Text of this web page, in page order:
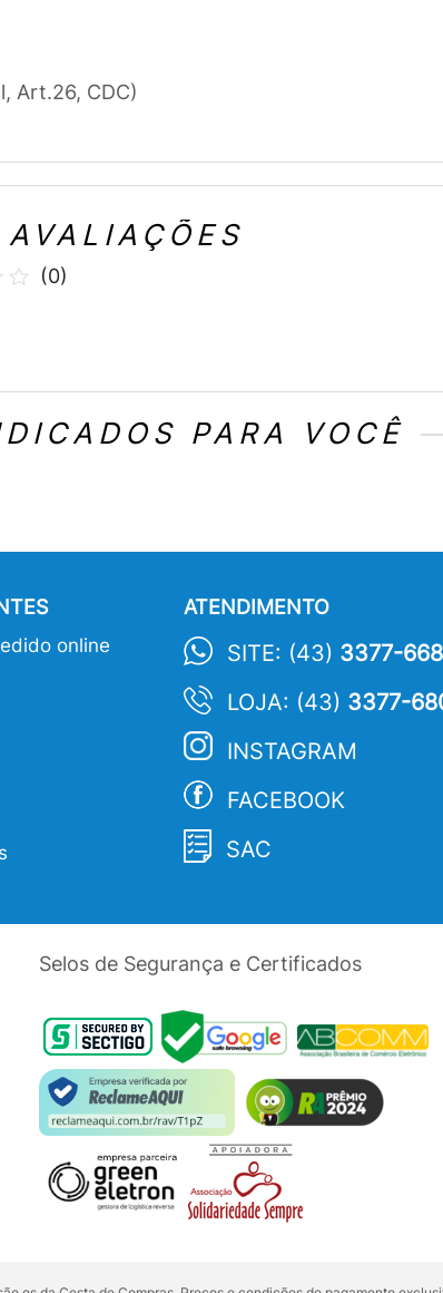
Art.26, CDC)
AVALIAÇÕES
(0)
PARA VOCÊ
online
ATENDIMENTO
SITE: (43) 3377-
LOJA: (43) 3377-
INSTAGRAM
FACEBOOK
SAC
Selos de Segurança e Certificados